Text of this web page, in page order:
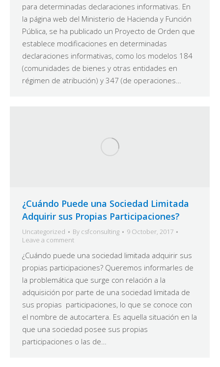
para determinadas declaraciones informativas. En
la página web del Ministerio de Hacienda y Función
Pública, se ha publicado un Proyecto de Orden que
establece modificaciones en determinadas
declaraciones informativas, como los modelos 184
(comunidades de bienes y otras entidades en
régimen de atribución) y 347 (de operaciones…
¿Cuándo Puede una Sociedad Limitada
Adquirir sus Propias Participaciones?
Uncategorized By csfconsulting
9 October, 2017
Leave a comment
¿Cuándo puede una sociedad limitada adquirir sus
propias participaciones? Queremos informarles de
la problemática que surge con relación a la
adquisición por parte de una sociedad limitada de
sus propias participaciones, lo que se conoce con
el nombre de autocartera. Es aquella situación en la
que una sociedad posee sus propias
participaciones o las de…